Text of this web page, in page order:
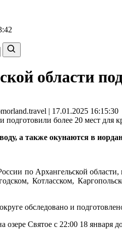
области
| 17.01.2025 16:15:30
а также окунаются в
по Архангельской области,
Котласском,
обследовано и
Святое с 22:00 18 января